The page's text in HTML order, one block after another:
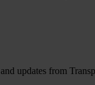
updates from